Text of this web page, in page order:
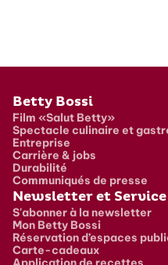
Pied de page
Betty Bossi
Film «Salut Betty»
Spectacle culinaire et
Entreprise
Carrière & jobs
Durabilité
Communiqués de presse
Newsletter et Service
S'abonner à la newsletter
Mon Betty Bossi
Réservation d’espaces
Carte-cadeaux